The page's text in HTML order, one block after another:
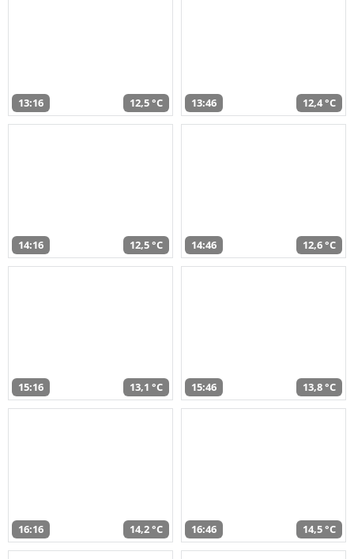
13:16 12,5 °C 13:46 12,4 °C
14:16 12,5 °C 14:46 12,6 °C
15:16 13,1 °C 15:46 13,8 °C
16:16 14,2 °C 16:46 14,5 °C